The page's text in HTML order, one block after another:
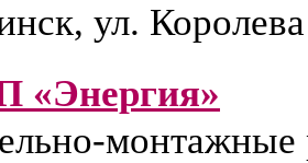
ул.
монтажные